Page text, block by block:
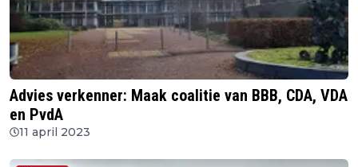
Advies verkenner: Maak coalitie van BBB, CDA, VDA
en PvdA
11 april 2023